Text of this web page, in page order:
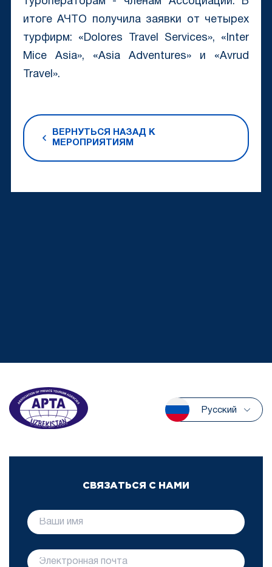
итоге АЧТО получила заявки от четырех
турфирм: «Dolores Travel Services», «Inter
Mice Asia», «Аsia Adventures» и «Avrud
Travel».
ВЕРНУТЬСЯ НАЗАД К
МЕРОПРИЯТИЯМ
Русский
СВЯЗАТЬСЯ С НАМИ